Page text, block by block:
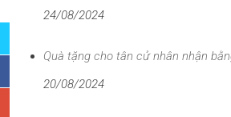
24/08/2024
Quà tặng cho tân cử nhân nhận
20/08/2024